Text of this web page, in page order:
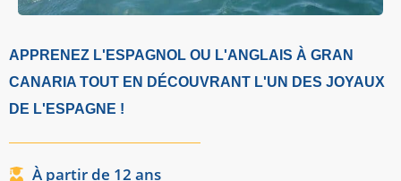
APPRENEZ L'ESPAGNOL OU L'ANGLAIS À GRAN
CANARIA TOUT EN DÉCOUVRANT L'UN DES JOYAUX
DE L'ESPAGNE !
À partir de 12 ans